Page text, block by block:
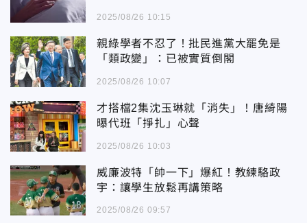
2025/08/26 10:15
親綠學者不忍了！批民進黨大罷免是
「類政變」：已被實質倒閣
2025/08/26 10:07
才搭檔2集沈玉琳就「消失」！唐綺陽
曝代班「掙扎」心聲
2025/08/26 10:03
威廉波特「帥一下」爆紅！教練駱政
宇：讓學生放鬆再講策略
2025/08/26 09:57